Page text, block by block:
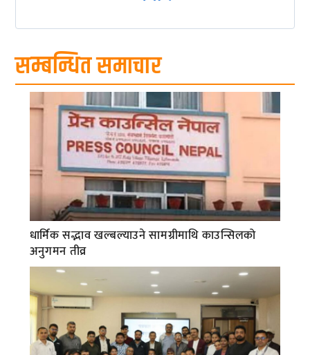
सम्बन्धित समाचार
धार्मिक सद्भाव खल्बल्याउने सामग्रीमाथि काउन्सिलको
अनुगमन तीव्र